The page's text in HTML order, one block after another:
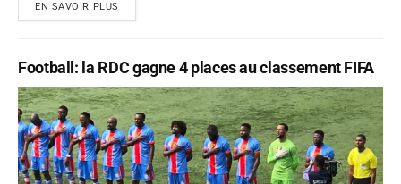
EN SAVOIR PLUS
Football: la RDC gagne 4 places au classement FIFA